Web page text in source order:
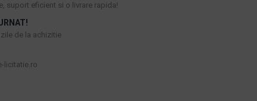
suport eficient si o livrare rapida!
de la achizitie
licitatie.ro